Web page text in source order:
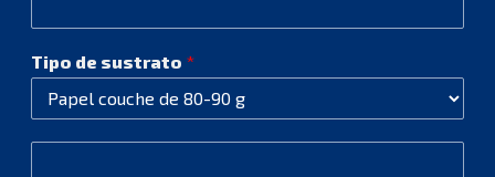
Tipo de sustrato *
O